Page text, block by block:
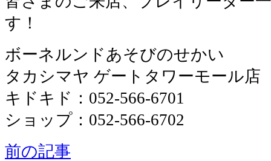
す！
ボーネルンドあそびのせかい
タカシマヤ ゲートタワーモール店
キドキド：052-566-6701
ショップ：052-566-6702
前の記事